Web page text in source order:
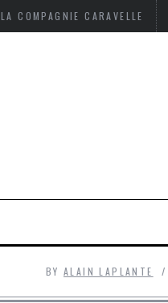
LA COMPAGNIE CARAVELLE
BYALAIN LAPLANTE